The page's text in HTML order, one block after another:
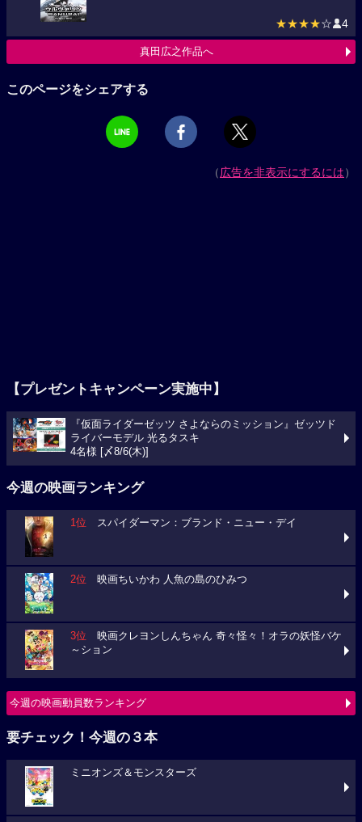
★★★★☆ 4
真田広之作品へ
このページをシェアする
（広告を非表示にするには）
【プレゼントキャンペーン実施中】
『仮面ライダーゼッツ さよならのミッション』ゼッツド
ライバーモデル 光るタスキ
4名様 [〆8/6(木)]
今週の映画ランキング
1位 スパイダーマン：ブランド・ニュー・デイ
2位 映画ちいかわ 人魚の島のひみつ
3位 映画クレヨンしんちゃん 奇々怪々！オラの妖怪バケ
～ション
今週の映画動員数ランキング
要チェック！今週の３本
ミニオンズ＆モンスターズ